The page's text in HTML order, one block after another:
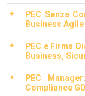
PEC Senza
Business
PEC e Firma
Business,
PEC
Compliance